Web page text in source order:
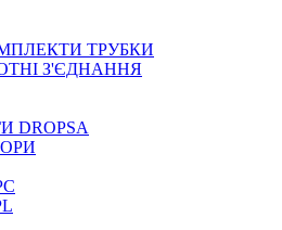
ТРУБКИ
З'ЄДНАННЯ
DROPSA